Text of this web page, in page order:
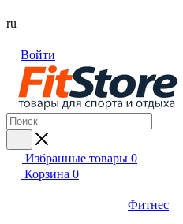
ru
Войти
Избранные товары 0
Корзина 0
Фитнес